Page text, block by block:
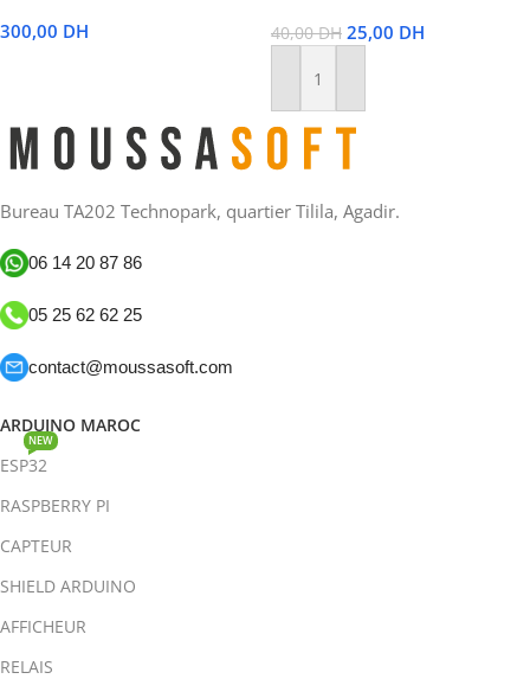
300,00 DH 40,00DH 25,00 DH
Ajouter Au Panier
Bureau TA202 Technopark, quartier Tilila, Agadir.
06 14 20 87 86
05 25 62 62 25
contact@moussasoft.com
ARDUINO MAROC
ESP32
NEW
RASPBERRY PI
CAPTEUR
SHIELD ARDUINO
AFFICHEUR
RELAIS